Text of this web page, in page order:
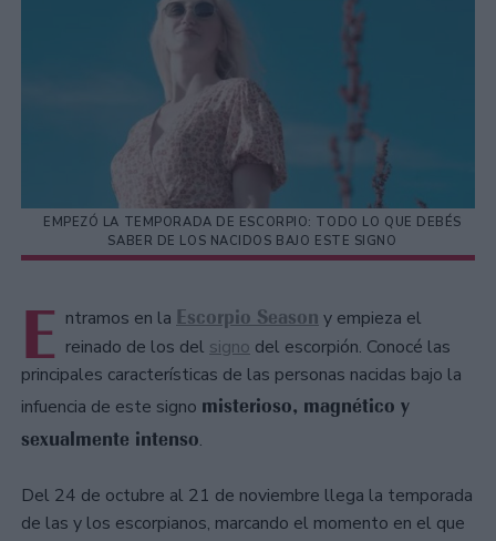
EMPEZÓ LA TEMPORADA DE ESCORPIO: TODO LO QUE DEBÉS
SABER DE LOS NACIDOS BAJO ESTE SIGNO
E ntramos en la Escorpio Season y empieza el
reinado de los del signo del escorpión. Conocé las
principales características de las personas nacidas bajo la
infuencia de este signo misterioso, magnético y
sexualmente intenso.
Del 24 de octubre al 21 de noviembre llega la temporada
de las y los escorpianos, marcando el momento en el que